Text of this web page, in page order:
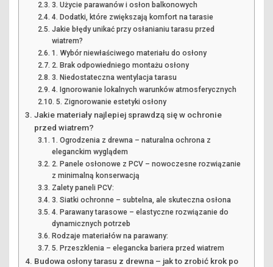
3. Użycie parawanów i osłon balkonowych
4. Dodatki, które zwiększają komfort na tarasie
Jakie błędy unikać przy osłanianiu tarasu przed
wiatrem?
1. Wybór niewłaściwego materiału do osłony
2. Brak odpowiedniego montażu osłony
3. Niedostateczna wentylacja tarasu
4. Ignorowanie lokalnych warunków atmosferycznych
5. Zignorowanie estetyki osłony
Jakie materiały najlepiej sprawdzą się w ochronie
przed wiatrem?
1. Ogrodzenia z drewna – naturalna ochrona z
eleganckim wyglądem
2. Panele osłonowe z PCV – nowoczesne rozwiązanie
z minimalną konserwacją
Zalety paneli PCV:
3. Siatki ochronne – subtelna, ale skuteczna osłona
4. Parawany tarasowe – elastyczne rozwiązanie do
dynamicznych potrzeb
Rodzaje materiałów na parawany:
5. Przeszklenia – elegancka bariera przed wiatrem
Budowa osłony tarasu z drewna – jak to zrobić krok po